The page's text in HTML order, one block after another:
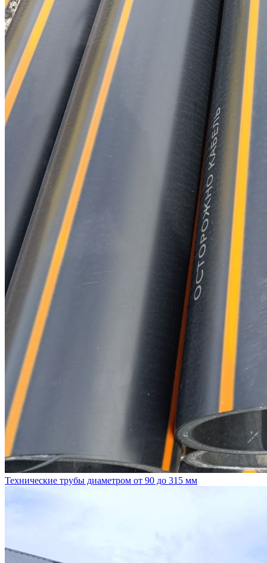
Технические трубы диаметром от 90 до 315 мм